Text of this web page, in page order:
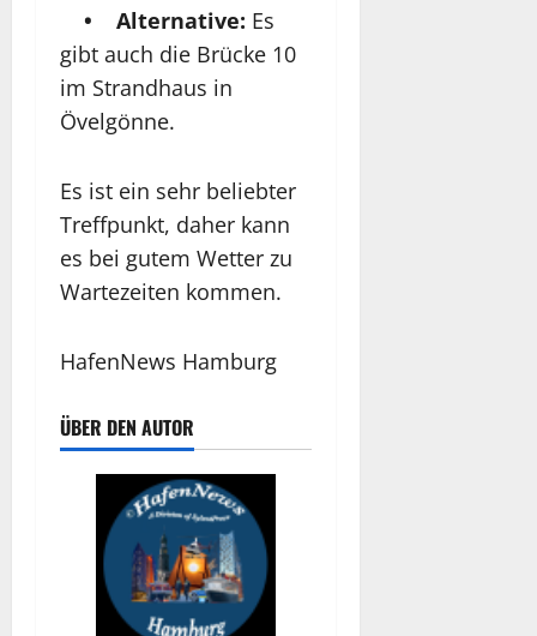
• Alternative: Es
gibt auch die Brücke 10
im Strandhaus in
Övelgönne.
Es ist ein sehr beliebter
Treffpunkt, daher kann
es bei gutem Wetter zu
Wartezeiten kommen.
HafenNews Hamburg
ÜBER DEN AUTOR